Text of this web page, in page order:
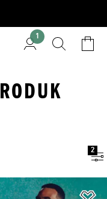
1
2
ke Wishlist